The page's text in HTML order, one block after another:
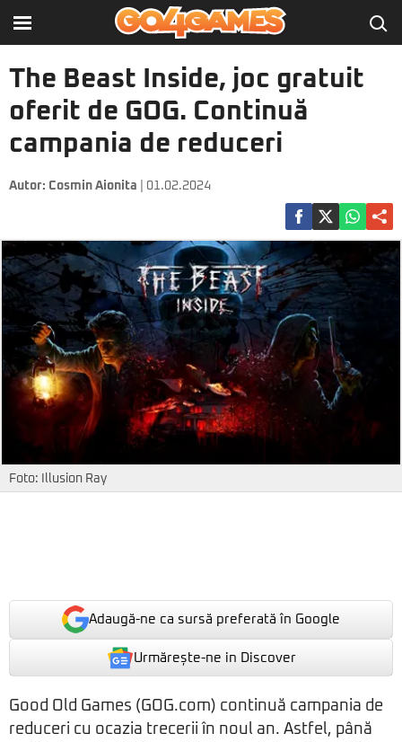
The Beast Inside, joc gratuit
oferit de GOG. Continuă
campania de reduceri
Autor: Cosmin Aionita | 01.02.2024
Foto: Illusion Ray
Adaugă-ne ca sursă preferată în Google
Urmărește-ne in Discover
Good Old Games (GOG.com) continuă campania de
reduceri cu ocazia trecerii în noul an. Astfel, până